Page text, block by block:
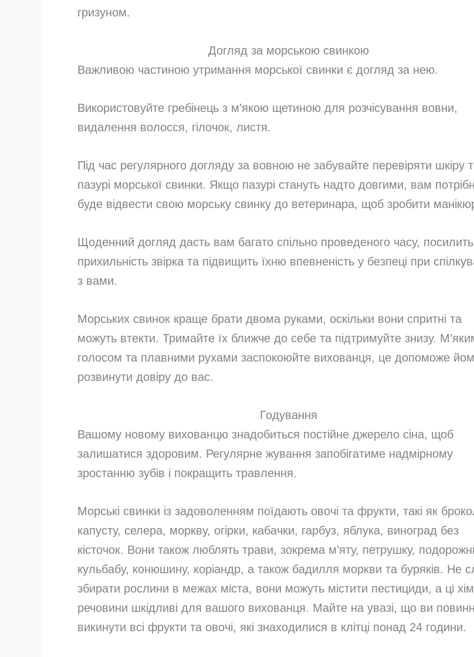
гризуном.
Догляд за морською свинкою
Важливою частиною утримання морської свинки є догляд за нею.
Використовуйте гребінець з м’якою щетиною для розчісування вовни,
видалення волосся, гілочок, листя.
Під час регулярного догляду за вовною не забувайте перевіряти шкіру
пазурі морської свинки. Якщо пазурі стануть надто довгими, вам
буде відвести свою морську свинку до ветеринара, щоб зробити
Щоденний догляд дасть вам багато спільно проведеного часу, посилить
прихильність звірка та підвищить їхню впевненість у безпеці при
з вами.
Морських свинок краще брати двома руками, оскільки вони спритні та
можуть втекти. Тримайте їх ближче до себе та підтримуйте знизу.
голосом та плавними рухами заспокоюйте вихованця, це допоможе
розвинути довіру до вас.
Годування
Вашому новому вихованцю знадобиться постійне джерело сіна, щоб
залишатися здоровим. Регулярне жування запобігатиме надмірному
зростанню зубів і покращить травлення.
Морські свинки із задоволенням поїдають овочі та фрукти, такі як
капусту, селера, моркву, огірки, кабачки, гарбуз, яблука, виноград без
кісточок. Вони також люблять трави, зокрема м’яту, петрушку,
кульбабу, конюшину, коріандр, а також бадилля моркви та буряків. Не
збирати рослини в межах міста, вони можуть містити пестициди, а ці
речовини шкідливі для вашого вихованця. Майте на увазі, що ви
викинути всі фрукти та овочі, які знаходилися в клітці понад 24 години.